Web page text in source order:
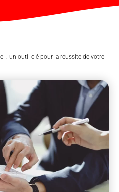
: un outil clé pour la réussite de votre